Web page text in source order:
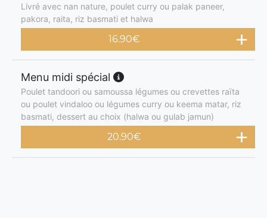
Livré avec nan nature, poulet curry ou palak paneer,
pakora, raita, riz basmati et halwa
16.90€
Menu midi spécial
Poulet tandoori ou samoussa légumes ou crevettes raïta
ou poulet vindaloo ou légumes curry ou keema matar, riz
basmati, dessert au choix (halwa ou gulab jamun)
20.90€